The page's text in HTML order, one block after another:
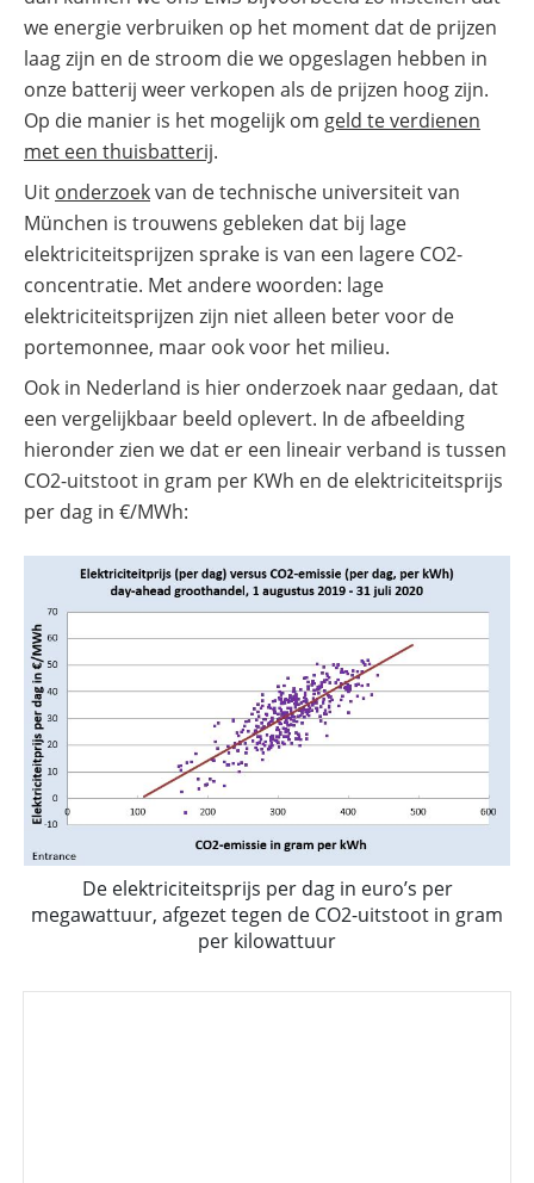
we energie verbruiken op het moment dat de prijzen
laag zijn en de stroom die we opgeslagen hebben in
onze batterij weer verkopen als de prijzen hoog zijn.
Op die manier is het mogelijk om geld te verdienen
met een thuisbatterij.
Uit onderzoekvan de technische universiteit van
München is trouwens gebleken dat bij lage
elektriciteitsprijzen sprake is van een lagere CO2-
concentratie. Met andere woorden: lage
elektriciteitsprijzen zijn niet alleen beter voor de
portemonnee, maar ook voor het milieu.
Ook in Nederland is hier onderzoek naar gedaan, dat
een vergelijkbaar beeld oplevert. In de afbeelding
hieronder zien we dat er een lineair verband is tussen
CO2-uitstoot in gram per KWh en de elektriciteitsprijs
per dag in €/MWh:
De elektriciteitsprijs per dag in euro’s per
megawattuur, afgezet tegen de CO2-uitstoot in gram
per kilowattuur